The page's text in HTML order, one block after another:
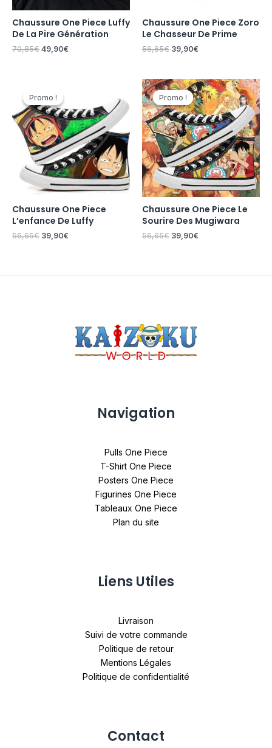
Chaussure One Piece Luffy
De La Pire Génération
70,85€ 49,90€
Chaussure One Piece Zoro
Le Chasseur De Prime
56,65€ 39,90€
Promo !
Promo !
Chaussure One Piece
L’enfance De Luffy
56,65€
initial
était :
56,65€.
39,90€
est :
39,90€.
Promo !
Promo !
Chaussure One Piece Le
Sourire Des Mugiwara
56,65€
Le
prix
initial
était :
56,65€.
39,90€
Le
prix
actuel
est :
39,90€.
Navigation
Pulls One Piece
T-Shirt One Piece
Posters One Piece
Figurines One Piece
Tableaux One Piece
Plan du site
Liens Utiles
Livraison
Suivi de votre commande
Politique de retour
Mentions Légales
Politique de confidentialité
Contact